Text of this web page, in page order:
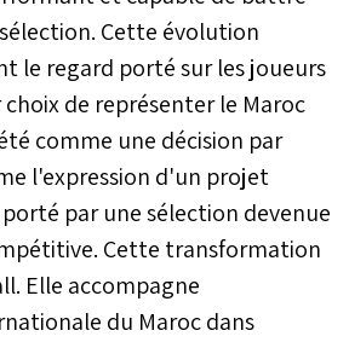
Cette évolution
le regard porté sur les joueurs
de représenter le Maroc
comme une décision par
l'expression d'un projet
par une sélection devenue
Cette transformation
Elle accompagne
du Maroc dans